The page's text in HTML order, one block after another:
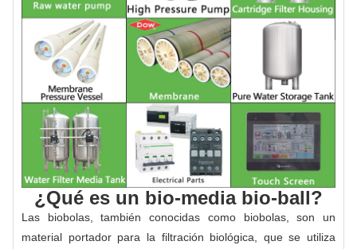
¿Qué es un bio-media bio-ball?
Las biobolas, también conocidas como biobolas, son un
material portador para la filtración biológica, que se utiliza